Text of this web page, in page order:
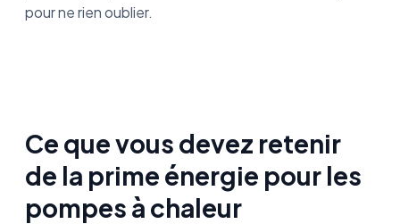
pour ne rien oublier.
Ce que vous devez retenir
de la prime énergie pour les
pompes à chaleur